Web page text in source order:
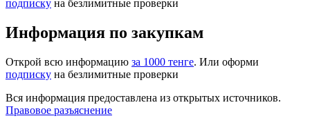
подписку на безлимитные проверки
Информация по закупкам
Открой всю информацию за 1000 тенге. Или оформи
подписку на безлимитные проверки
Вся информация предоставлена из открытых источников.
Правовое разъяснение